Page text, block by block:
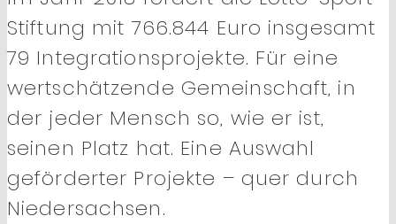
Stiftung mit 766.844 Euro insgesamt
79 Integrationsprojekte. Für eine
wertschätzende Gemeinschaft, in
der jeder Mensch so, wie er ist,
seinen Platz hat. Eine Auswahl
geförderter Projekte – quer durch
Niedersachsen.